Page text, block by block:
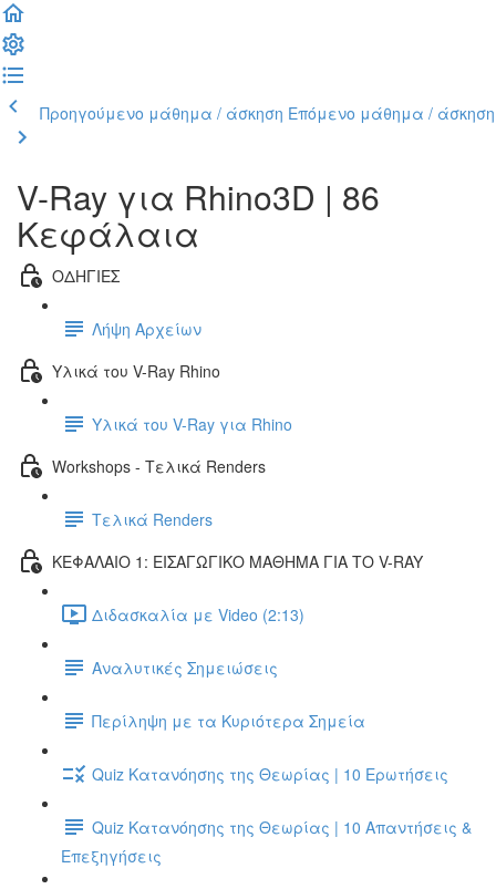
Προηγούμενο μάθημα / άσκηση Επόμενο μάθημα / άσκηση
V-Ray για Rhino3D | 86
Κεφάλαια
ΟΔΗΓΙΕΣ
Λήψη Αρχείων
Υλικά του V-Ray Rhino
Υλικά του V-Ray για Rhino
Workshops - Τελικά Renders
Τελικά Renders
ΚΕΦΑΛΑΙΟ 1: ΕΙΣΑΓΩΓΙΚΟ ΜΑΘΗΜΑ ΓΙΑ ΤΟ V-RAY
Διδασκαλία με Video (2:13)
Αναλυτικές Σημειώσεις
Περίληψη με τα Κυριότερα Σημεία
Quiz Κατανόησης της Θεωρίας | 10 Ερωτήσεις
Quiz Κατανόησης της Θεωρίας | 10 Απαντήσεις &
Επεξηγήσεις